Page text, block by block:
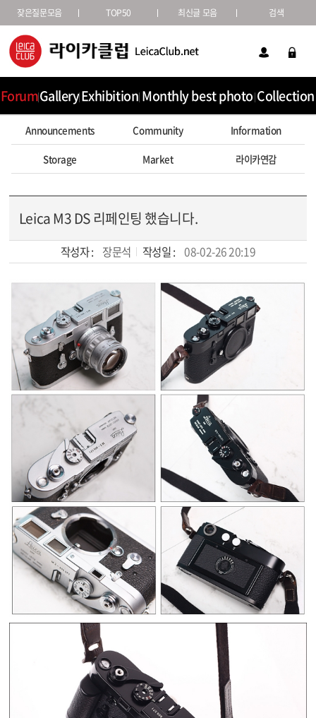
잦은질문모음 TOP50 최신글 모음 검색
ForumGalleryExhibition Monthly best photo Collection
Announcements Community Information
Storage Market 라이카연감
Leica M3 DS 리페인팅 했습니다.
작성자 : 장문석 작성일 : 08-02-26 20:19